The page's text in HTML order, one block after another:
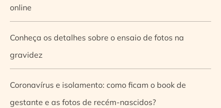
online
Conheça os detalhes sobre o ensaio de fotos na
gravidez
Coronavírus e isolamento: como ficam o book de
gestante e as fotos de recém-nascidos?